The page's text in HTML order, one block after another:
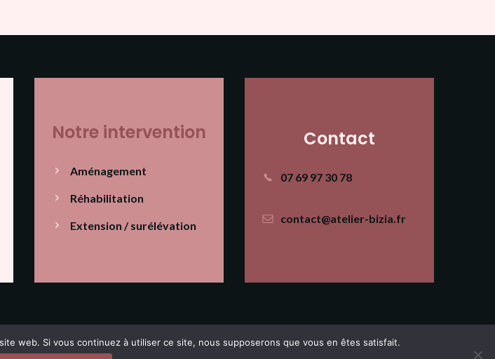
Notre intervention
Aménagement
Réhabilitation
Extension / surélévation
Contact
07 69 97 30 78
contact@atelier-bizia.fr
web. Si vous continuez à utiliser ce site, nous supposerons que vous en êtes satisfait.